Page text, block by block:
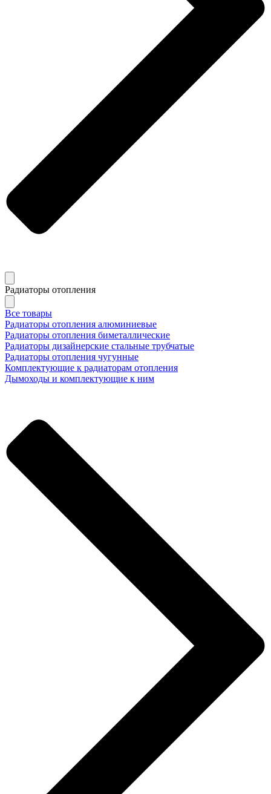
Радиаторы отопления
Все товары
Радиаторы отопления алюминиевые
Радиаторы отопления биметаллические
Радиаторы дизайнерские стальные трубчатые
Радиаторы отопления чугунные
Комплектующие к радиаторам отопления
Дымоходы и комплектующие к ним